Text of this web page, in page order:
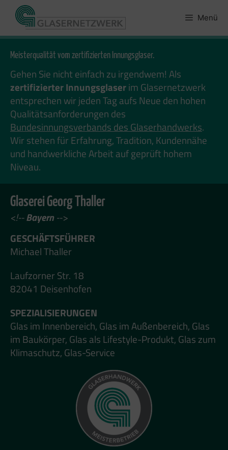
Zum
Inhalt
springen
Menü
Meisterqualität vom zertifizierten Innungsglaser.
Gehen Sie nicht einfach zu irgendwem! Als
zertifizierter Innungsglaserim Glasernetzwerk
entsprechen wir jeden Tag aufs Neue den hohen
Qualitätsanforderungen des
Bundesinnungsverbands des Glaserhandwerks.
Wir stehen für Erfahrung, Tradition, Kundennähe
und handwerkliche Arbeit auf geprüft hohem
Niveau.
Glaserei Georg Thaller
<!--Bayern -->
GESCHÄFTSFÜHRER
Michael Thaller
Laufzorner Str. 18
82041 Deisenhofen
SPEZIALISIERUNGEN
Glas im Innenbereich, Glas im Außenbereich, Glas
im Baukörper, Glas als Lifestyle-Produkt, Glas zum
Klimaschutz, Glas-Service